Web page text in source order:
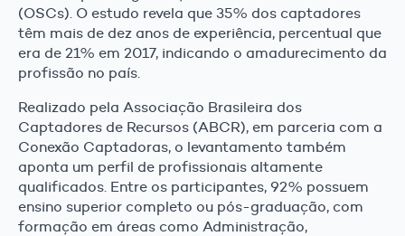
(OSCs). O estudo revela que 35% dos captadores
têm mais de dez anos de experiência, percentual que
era de 21% em 2017, indicando o amadurecimento da
profissão no país.
Realizado pela Associação Brasileira dos
Captadores de Recursos (ABCR), em parceria com a
Conexão Captadoras, o levantamento também
aponta um perfil de profissionais altamente
qualificados. Entre os participantes, 92% possuem
ensino superior completo ou pós-graduação, com
formação em áreas como Administração,